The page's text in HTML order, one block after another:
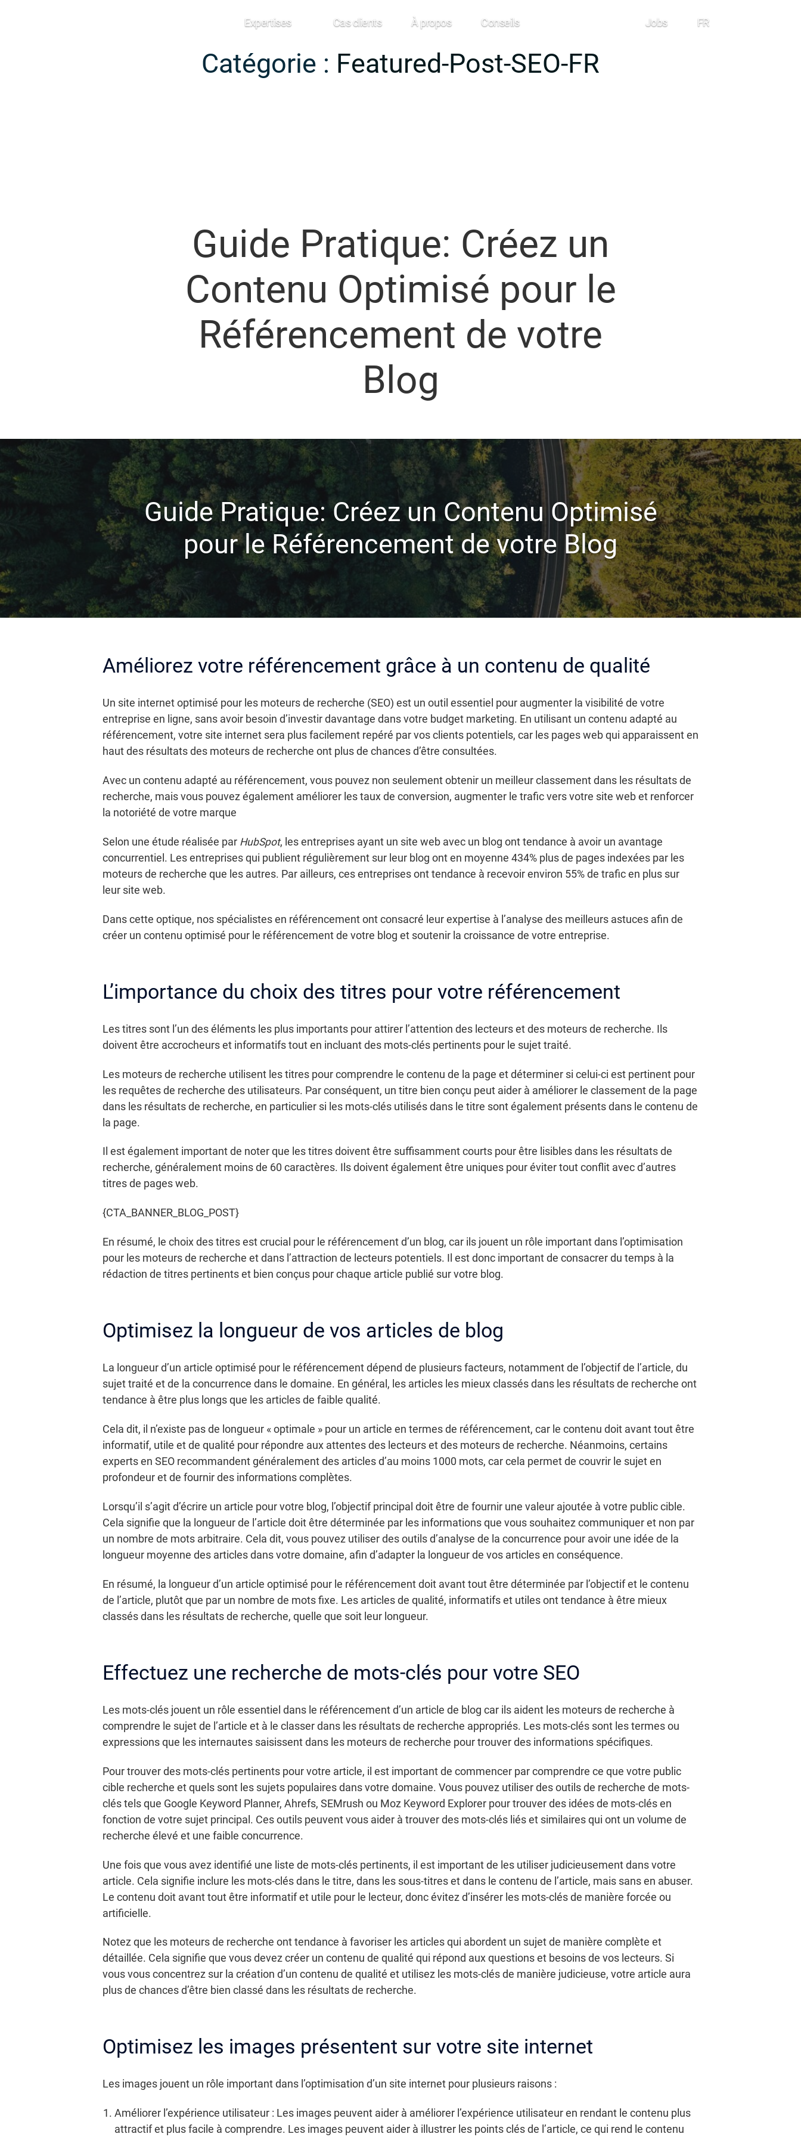
Expertises Cas clients À propos Conseils Jobs FR
Catégorie : Featured-Post-SEO-FR
Guide Pratique: Créez un
Contenu Optimisé pour le
Référencement de votre
Blog
Guide Pratique: Créez un Contenu Optimisé
pour le Référencement de votre Blog
Améliorez votre référencement grâce à un contenu de qualité
Un site internet optimisé pour les moteurs de recherche (SEO) est un outil essentiel pour augmenter la visibilité de votre
entreprise en ligne, sans avoir besoin d’investir davantage dans votre budget marketing. En utilisant un contenu adapté au
référencement, votre site internet sera plus facilement repéré par vos clients potentiels, car les pages web qui apparaissent en
haut des résultats des moteurs de recherche ont plus de chances d’être consultées.
Avec un contenu adapté au référencement, vous pouvez non seulement obtenir un meilleur classement dans les résultats de
recherche, mais vous pouvez également améliorer les taux de conversion, augmenter le trafic vers votre site web et renforcer
la notoriété de votre marque
Selon une étude réalisée par HubSpot, les entreprises ayant un site web avec un blog ont tendance à avoir un avantage
concurrentiel. Les entreprises qui publient régulièrement sur leur blog ont en moyenne 434% plus de pages indexées par les
moteurs de recherche que les autres. Par ailleurs, ces entreprises ont tendance à recevoir environ 55% de trafic en plus sur
leur site web.
Dans cette optique, nos spécialistes en référencement ont consacré leur expertise à l’analyse des meilleurs astuces afin de
créer un contenu optimisé pour le référencement de votre blog et soutenir la croissance de votre entreprise.
L’importance du choix des titres pour votre référencement
Les titres sont l’un des éléments les plus importants pour attirer l’attention des lecteurs et des moteurs de recherche. Ils
doivent être accrocheurs et informatifs tout en incluant des mots-clés pertinents pour le sujet traité.
Les moteurs de recherche utilisent les titres pour comprendre le contenu de la page et déterminer si celui-ci est pertinent pour
les requêtes de recherche des utilisateurs. Par conséquent, un titre bien conçu peut aider à améliorer le classement de la page
dans les résultats de recherche, en particulier si les mots-clés utilisés dans le titre sont également présents dans le contenu de
la page.
Il est également important de noter que les titres doivent être suffisamment courts pour être lisibles dans les résultats de
recherche, généralement moins de 60 caractères. Ils doivent également être uniques pour éviter tout conflit avec d’autres
titres de pages web.
{CTA_BANNER_BLOG_POST}
En résumé, le choix des titres est crucial pour le référencement d’un blog, car ils jouent un rôle important dans l’optimisation
pour les moteurs de recherche et dans l’attraction de lecteurs potentiels. Il est donc important de consacrer du temps à la
rédaction de titres pertinents et bien conçus pour chaque article publié sur votre blog.
Optimisez la longueur de vos articles de blog
La longueur d’un article optimisé pour le référencement dépend de plusieurs facteurs, notamment de l’objectif de l’article, du
sujet traité et de la concurrence dans le domaine. En général, les articles les mieux classés dans les résultats de recherche ont
tendance à être plus longs que les articles de faible qualité.
Cela dit, il n’existe pas de longueur « optimale » pour un article en termes de référencement, car le contenu doit avant tout être
informatif, utile et de qualité pour répondre aux attentes des lecteurs et des moteurs de recherche. Néanmoins, certains
experts en SEO recommandent généralement des articles d’au moins 1000 mots, car cela permet de couvrir le sujet en
profondeur et de fournir des informations complètes.
Lorsqu’il s’agit d’écrire un article pour votre blog, l’objectif principal doit être de fournir une valeur ajoutée à votre public cible.
Cela signifie que la longueur de l’article doit être déterminée par les informations que vous souhaitez communiquer et non par
un nombre de mots arbitraire. Cela dit, vous pouvez utiliser des outils d’analyse de la concurrence pour avoir une idée de la
longueur moyenne des articles dans votre domaine, afin d’adapter la longueur de vos articles en conséquence.
En résumé, la longueur d’un article optimisé pour le référencement doit avant tout être déterminée par l’objectif et le contenu
de l’article, plutôt que par un nombre de mots fixe. Les articles de qualité, informatifs et utiles ont tendance à être mieux
classés dans les résultats de recherche, quelle que soit leur longueur.
Effectuez une recherche de mots-clés pour votre SEO
Les mots-clés jouent un rôle essentiel dans le référencement d’un article de blog car ils aident les moteurs de recherche à
comprendre le sujet de l’article et à le classer dans les résultats de recherche appropriés. Les mots-clés sont les termes ou
expressions que les internautes saisissent dans les moteurs de recherche pour trouver des informations spécifiques.
Pour trouver des mots-clés pertinents pour votre article, il est important de commencer par comprendre ce que votre public
cible recherche et quels sont les sujets populaires dans votre domaine. Vous pouvez utiliser des outils de recherche de mots-
clés tels que Google Keyword Planner, Ahrefs, SEMrush ou Moz Keyword Explorer pour trouver des idées de mots-clés en
fonction de votre sujet principal. Ces outils peuvent vous aider à trouver des mots-clés liés et similaires qui ont un volume de
recherche élevé et une faible concurrence.
Une fois que vous avez identifié une liste de mots-clés pertinents, il est important de les utiliser judicieusement dans votre
article. Cela signifie inclure les mots-clés dans le titre, dans les sous-titres et dans le contenu de l’article, mais sans en abuser.
Le contenu doit avant tout être informatif et utile pour le lecteur, donc évitez d’insérer les mots-clés de manière forcée ou
artificielle.
Notez que les moteurs de recherche ont tendance à favoriser les articles qui abordent un sujet de manière complète et
détaillée. Cela signifie que vous devez créer un contenu de qualité qui répond aux questions et besoins de vos lecteurs. Si
vous vous concentrez sur la création d’un contenu de qualité et utilisez les mots-clés de manière judicieuse, votre article aura
plus de chances d’être bien classé dans les résultats de recherche.
Optimisez les images présentent sur votre site internet
Les images jouent un rôle important dans l’optimisation d’un site internet pour plusieurs raisons :
Améliorer l’expérience utilisateur : Les images peuvent aider à améliorer l’expérience utilisateur en rendant le contenu plus
attractif et plus facile à comprendre. Les images peuvent aider à illustrer les points clés de l’article, ce qui rend le contenu